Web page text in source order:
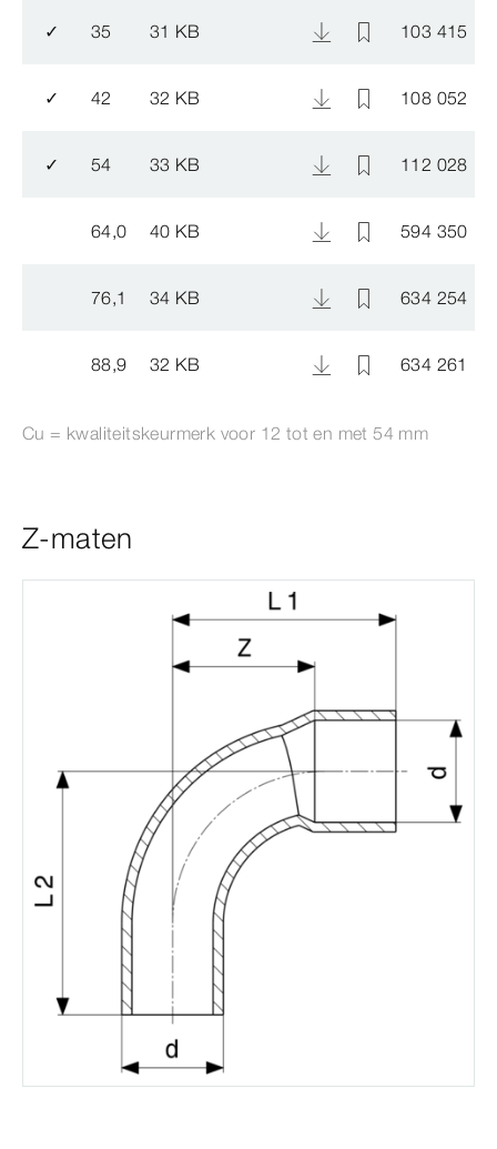
✓ 35 31 KB 103 415
✓ 42 32 KB 108 052
✓ 54 33 KB 112 028
64,0 40 KB 594 350
76,1 34 KB 634 254
88,9 32 KB 634 261
Cu = kwaliteitskeurmerk voor 12 tot en met 54 mm
Z-maten